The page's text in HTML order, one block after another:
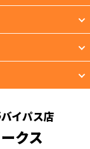
イパス店
クス